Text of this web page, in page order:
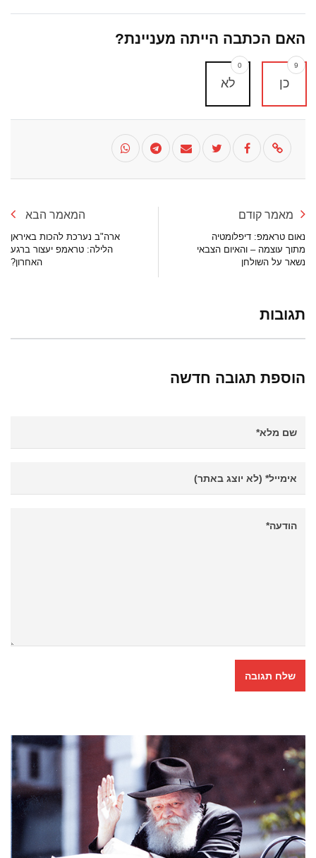
האם הכתבה הייתה מעניינת?
כן
9
לא
0
מאמר קודם
נאום טראמפ: דיפלומטיה
מתוך עוצמה – והאיום הצבאי
נשאר על השולחן
המאמר הבא
ארה"ב נערכת להכות באיראן
הלילה: טראמפ יעצור ברגע
האחרון?
תגובות
הוספת תגובה חדשה